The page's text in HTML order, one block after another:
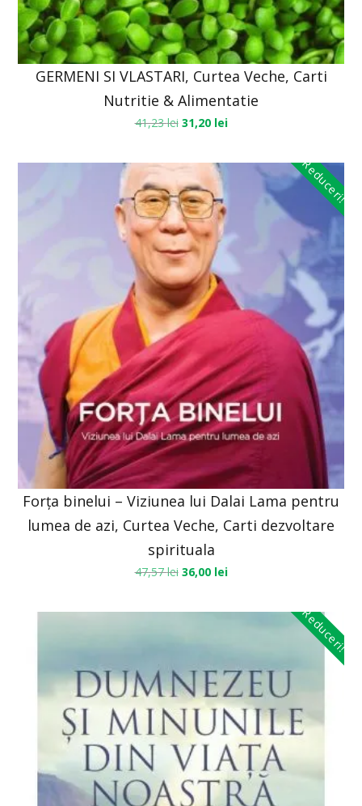
GERMENI SI VLASTARI, Curtea Veche, Carti
Nutritie & Alimentatie
41,23lei 31,20 lei
Reduceri!
Forța binelui – Viziunea lui Dalai Lama pentru
lumea de azi, Curtea Veche, Carti dezvoltare
spirituala
47,57lei 36,00 lei
Reduceri!